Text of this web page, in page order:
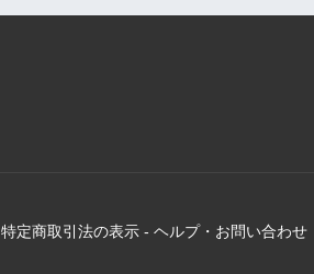
特定商取引法の表示 - ヘルプ・お問い合わせ